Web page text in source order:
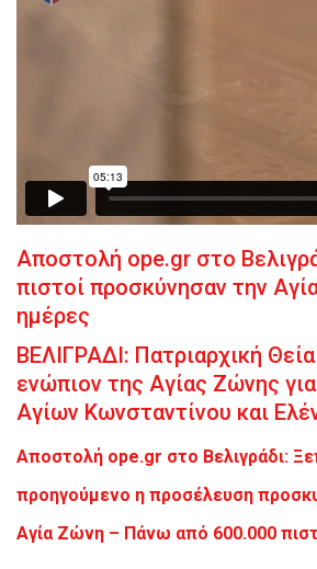
Αποστολή ope.gr στο
πιστοί προσκύνησαν την
ημέρες
ΒΕΛΙΓΡΑΔΙ: Πατριαρχική
ενώπιον της Αγίας Ζώνης
Αγίων Κωνσταντίνου και
Αποστολή ope.gr στο Βελιγράδι:
προηγούμενο η προσέλευση
Αγία Ζώνη – Πάνω από 600.000